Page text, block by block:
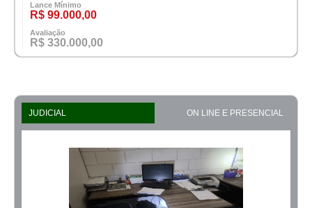
Lance Mínimo
R$ 99.000,00
Avaliação
R$ 330.000,00
JUDICIAL ON LINE E PRESENCIAL